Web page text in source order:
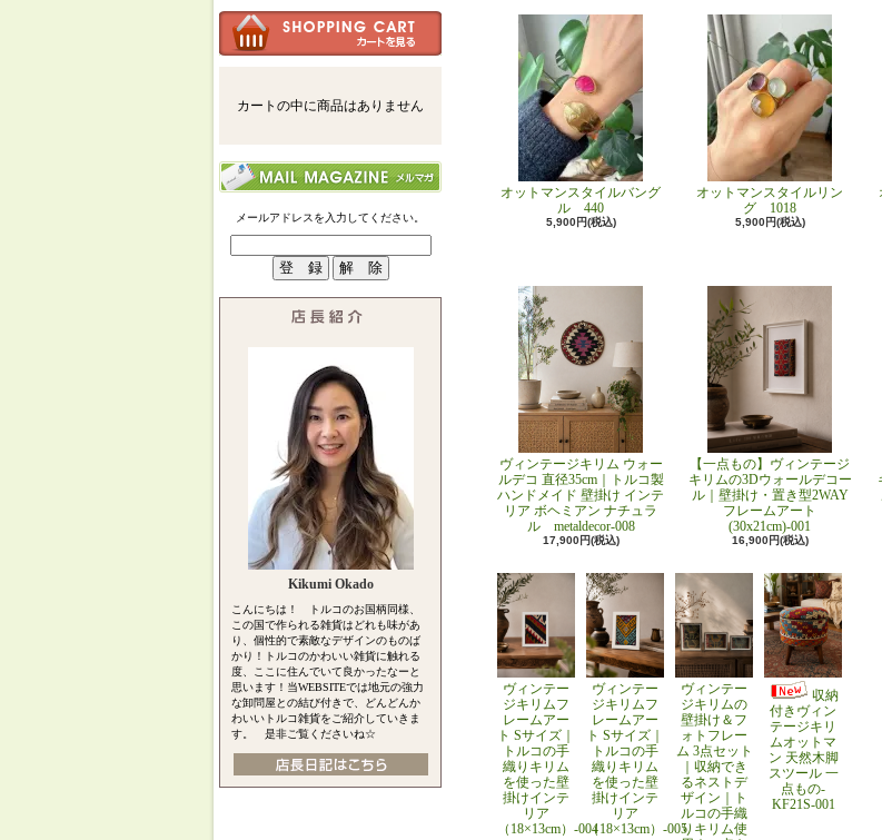
カートの中に商品はありません
メールアドレスを入力してください。
Kikumi Okado
こんにちは！ トルコのお国柄同様、
この国で作られる雑貨はどれも味があ
り、個性的で素敵なデザインのものば
かり！トルコのかわいい雑貨に触れる
度、ここに住んでいて良かったなーと
思います！当WEBSITEでは地元の強力
な卸問屋との結び付きで、どんどんか
わいいトルコ雑貨をご紹介していきま
す。 是非ご覧くださいね☆
オットマンスタイルバング
ル 440
5,900円(税込)
オットマンスタイルリン
グ 1018
5,900円(税込)
ヴィンテージキリム ウォー
ルデコ 直径35cm｜トルコ製
ハンドメイド 壁掛け インテ
リア ボヘミアン ナチュラ
ル metaldecor-008
17,900円(税込)
【一点もの】ヴィンテージ
キリムの3Dウォールデコー
ル｜壁掛け・置き型2WAY
フレームアート
(30x21cm)-001
16,900円(税込)
ヴィンテー
ジキリムフ
レームアー
ト Sサイズ｜
トルコの手
織りキリム
を使った壁
掛けインテ
リア
（18×13cm）-004
ヴィンテー
ジキリムフ
レームアー
ト Sサイズ｜
トルコの手
織りキリム
を使った壁
掛けインテ
リア
（18×13cm）-005
ヴィンテー
ジキリムの
壁掛け＆フ
ォトフレー
ム 3点セット
｜収納でき
るネストデ
ザイン｜ト
ルコの手織
りキリム使
収納
付きヴィン
テージキリ
ムオットマ
ン 天然木脚
スツール 一
点もの-
KF21S-001